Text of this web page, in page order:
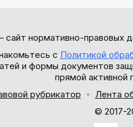
нормативно-правовых
с Политикой
и формы документов
прямой активной
рубрикатор
Лента
© 2017-